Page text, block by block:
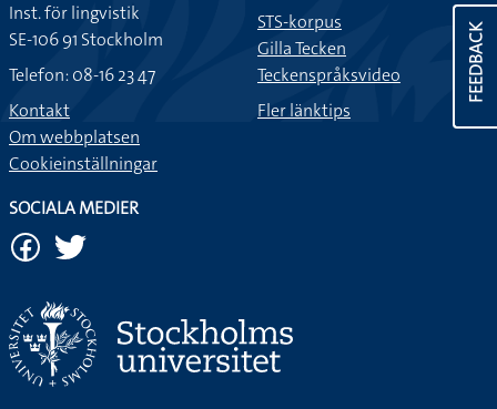
FEEDBACK
Inst. för lingvistik
SE-106 91 Stockholm
Telefon: 08-16 23 47
Kontakt
Om webbplatsen
Cookieinställningar
STS-korpus
Gilla Tecken
Teckenspråksvideo
Fler länktips
SOCIALA MEDIER